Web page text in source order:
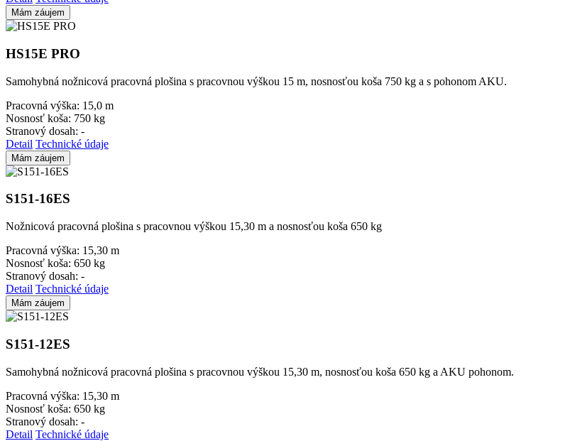
Mám záujem
HS15E PRO
Samohybná nožnicová pracovná plošina s pracovnou výškou 15 m, nosnosťou koša 750 kg a s pohonom AKU.
Pracovná výška: 15,0 m
Nosnosť koša: 750 kg
Stranový dosah: -
Detail Technické údaje
Mám záujem
S151-16ES
Nožnicová pracovná plošina s pracovnou výškou 15,30 m a nosnosťou koša 650 kg
Pracovná výška: 15,30 m
Nosnosť koša: 650 kg
Stranový dosah: -
Detail Technické údaje
Mám záujem
S151-12ES
Samohybná nožnicová pracovná plošina s pracovnou výškou 15,30 m, nosnosťou koša 650 kg a AKU pohonom.
Pracovná výška: 15,30 m
Nosnosť koša: 650 kg
Stranový dosah: -
Detail Technické údaje